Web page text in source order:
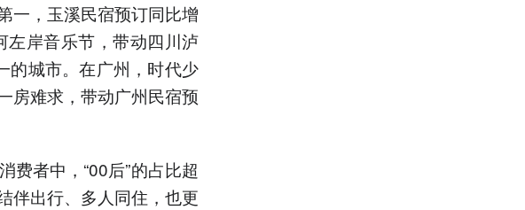
一，玉溪民宿预订同比增
岸音乐节，带动四川泸
的城市。在广州，时代少
房难求，带动广州民宿预
费者中，“00后”的占比超
伴出行、多人同住，也更